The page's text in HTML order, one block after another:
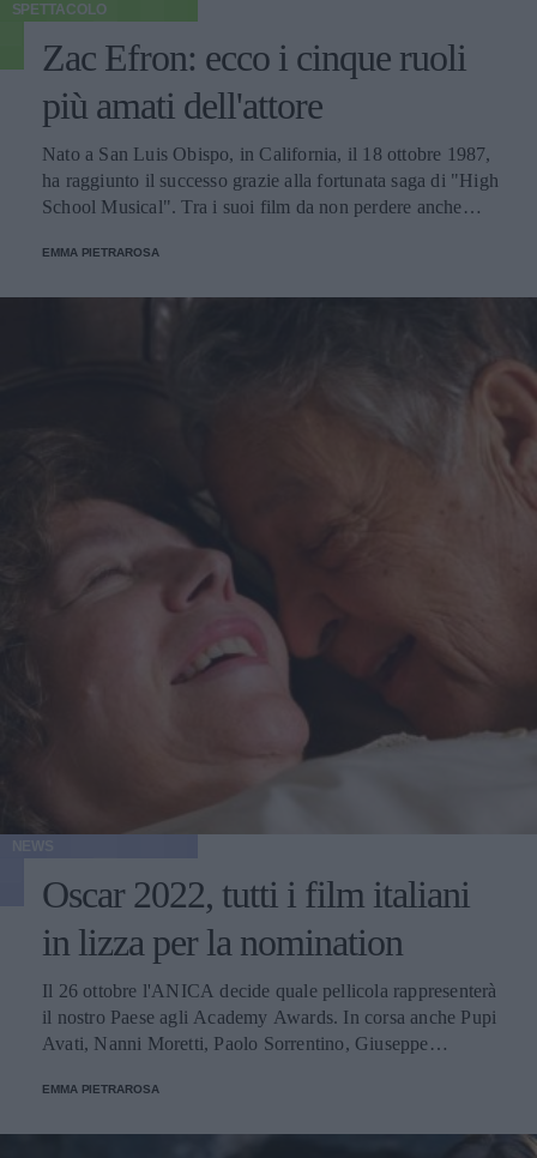
SPETTACOLO
Zac Efron: ecco i cinque ruoli
più amati dell'attore
Nato a San Luis Obispo, in California, il 18 ottobre 1987,
ha raggiunto il successo grazie alla fortunata saga di "High
School Musical". Tra i suoi film da non perdere anche
EMMA PIETRAROSA
Oscar 2022, tutti i film italiani
in lizza per la nomination
Il 26 ottobre l'ANICA decide quale pellicola rappresenterà
il nostro Paese agli Academy Awards. In corsa anche Pupi
Avati, Nanni Moretti, Paolo Sorrentino, Giuseppe
EMMA PIETRAROSA